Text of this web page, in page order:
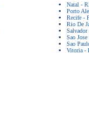
Natal -
Porto
Recife -
Rio De
Sao
Sao
Vitoria -